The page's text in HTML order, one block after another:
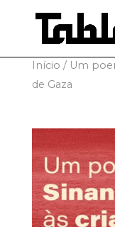
Início / Um
de Gaza